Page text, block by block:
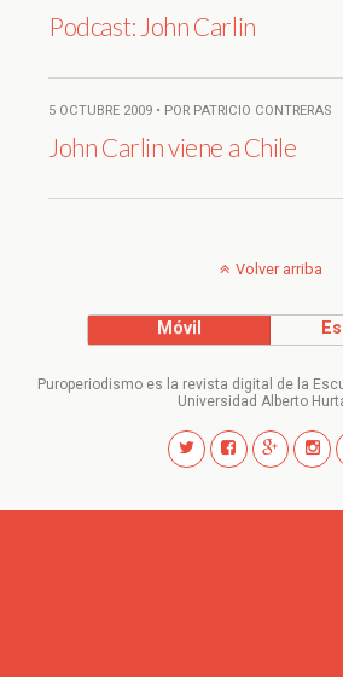
Podcast: John Carlin
5 OCTUBRE 2009 • POR PATRICIO CONTRERAS
John Carlin viene a Chile
Volver arriba
Móvil
Puroperiodismo es la revista digital de la
Universidad Alberto